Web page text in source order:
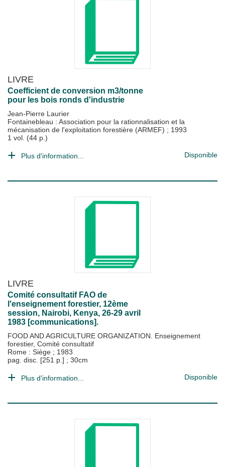
LIVRE
Coefficient de conversion m3/tonne
pour les bois ronds d'industrie
Jean-Pierre Laurier
Fontainebleau : Association pour la rationnalisation et la
mécanisation de l'exploitation forestière (ARMEF) ; 1993
1 vol. (44 p.)
Plus d'information... Disponible
LIVRE
Comité consultatif FAO de
l'enseignement forestier, 12ème
session, Nairobi, Kenya, 26-29 avril
1983 [communications].
FOOD AND AGRICULTURE ORGANIZATION. Enseignement
forestier, Comité consultatif
Rome : Siège ; 1983
pag. disc. [251 p.] ; 30cm
Plus d'information... Disponible